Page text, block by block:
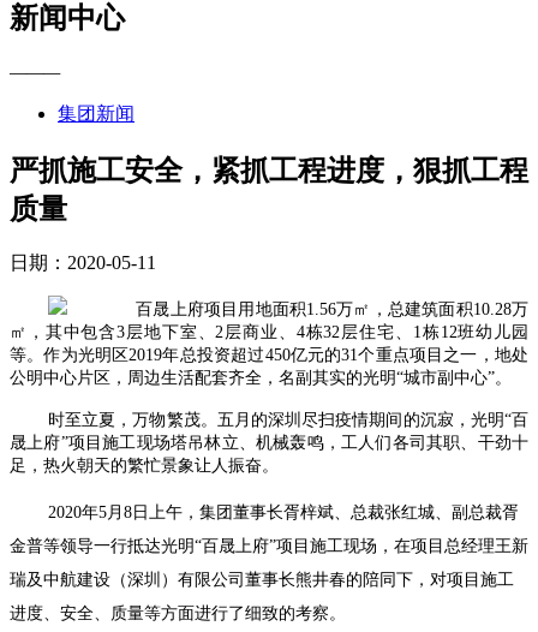
新闻中心
———
集团新闻
严抓施工安全，紧抓工程进度，狠抓工程
质量
日期：2020-05-11
百晟上府项目用地面积1.56万㎡，总建筑面积10.28万
㎡，其中包含3层地下室、2层商业、 4栋32层住宅、 1栋 12班幼儿园
等。作为光明区2019年总投资超过450亿元的31个重点项目之一，地处
公明中心片区，周边生活配套齐全，名副其实的光明“城市副中心”。
时至立夏，万物繁茂。五月的深圳尽扫疫情期间的沉寂，光明“百
晟上府”项目施工现场塔吊林立、机械轰鸣，工人们各司其职、干劲十
足，热火朝天的繁忙景象让人振奋。
2020年5月 8 日上午，集团董事长胥梓斌、总裁张红城、副总裁胥
金普等领导一行抵达光明“百晟上府”项目施工现场，在项目总经理王新
瑞及中航建设（深圳）有限公司董事长熊井春的陪同下，对项目施工
进度、安全、质量等方面进行了细致的考察。